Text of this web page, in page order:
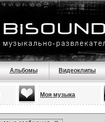
Альбомы Видеоклипы
Моя музыка